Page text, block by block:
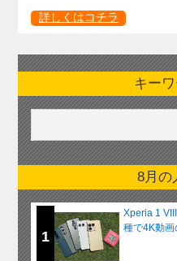
詳しくはコチラ
キー
8月の
1
Xperia 1
種で4K動